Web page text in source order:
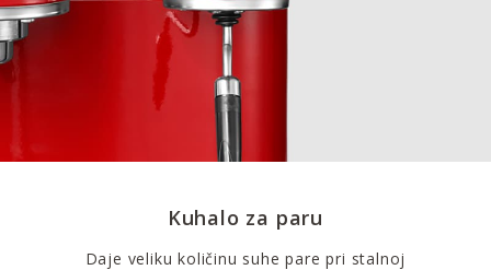
Kuhalo za paru
Daje veliku količinu suhe pare pri stalnoj